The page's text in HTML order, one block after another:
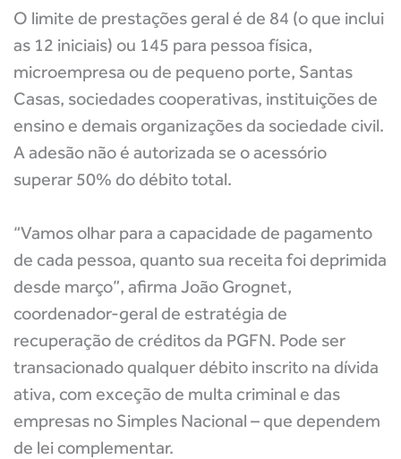
O limite de prestações geral é de 84 (o que inclui
as 12 iniciais) ou 145 para pessoa física,
microempresa ou de pequeno porte, Santas
Casas, sociedades cooperativas, instituições de
ensino e demais organizações da sociedade civil.
A adesão não é autorizada se o acessório
superar 50% do débito total.
“Vamos olhar para a capacidade de pagamento
de cada pessoa, quanto sua receita foi deprimida
desde março”, afirma João Grognet,
coordenador-geral de estratégia de
recuperação de créditos da PGFN. Pode ser
transacionado qualquer débito inscrito na dívida
ativa, com exceção de multa criminal e das
empresas no Simples Nacional – que dependem
de lei complementar.